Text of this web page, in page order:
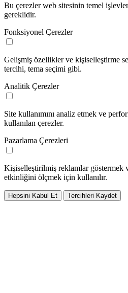
Bu çerezler web sitesinin temel
gereklidir.
Fonksiyonel Çerezler
Gelişmiş özellikler ve kişiselleştirme
tercihi, tema seçimi gibi.
Analitik Çerezler
Site kullanımını analiz etmek ve
kullanılan çerezler.
Pazarlama Çerezleri
Kişiselleştirilmiş reklamlar göstermek
etkinliğini ölçmek için kullanılır.
Hepsini Kabul Et Tercihleri Kaydet